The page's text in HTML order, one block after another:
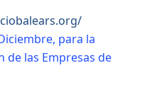
para la
de las Empresas de